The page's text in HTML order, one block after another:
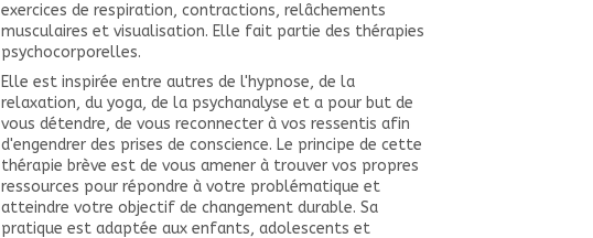
exercices de respiration, contractions, relâchements
musculaires et visualisation. Elle fait partie des thérapies
psychocorporelles.
Elle est inspirée entre autres de l'hypnose, de la
relaxation, du yoga, de la psychanalyse et a pour but de
vous détendre, de vous reconnecter à vos ressentis afin
d'engendrer des prises de conscience. Le principe de cette
thérapie brève est de vous amener à trouver vos propres
ressources pour répondre à votre problématique et
atteindre votre objectif de changement durable. Sa
pratique est adaptée aux enfants, adolescents et